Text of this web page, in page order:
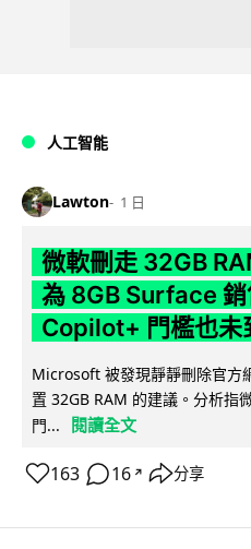
人工智能
Lawton 1 日
微軟刪走 32GB
為 8GB Surface
Copilot+ 門檻也未
Microsoft 被發現靜靜刪除官方
置 32GB RAM 的建議。分析指
門...
閱讀全文
163 16 ↗ 分享